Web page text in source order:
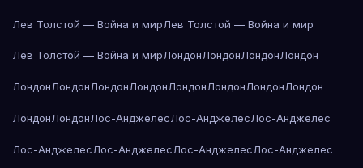
Лев Толстой — Война и мирЛев Толстой — Война и мир
Лев Толстой — Война и мирЛондонЛондонЛондонЛондон
ЛондонЛондонЛондонЛондонЛондонЛондонЛондонЛондон
ЛондонЛондонЛос-АнджелесЛос-АнджелесЛос-Анджелес
Лос-АнджелесЛос-АнджелесЛос-АнджелесЛос-Анджелес